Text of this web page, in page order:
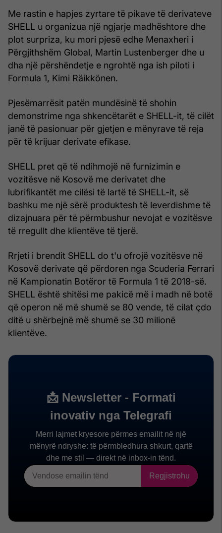
Me rastin e hapjes zyrtare të pikave të derivateve
SHELL u organizua një ngjarje madhështore dhe
plot surpriza, ku mori pjesë edhe Menaxheri i
Përgjithshëm Global, Martin Lustenberger dhe u
dha një përshëndetje e ngrohtë nga ish piloti i
Formula 1, Kimi Räikkönen.
Pjesëmarrësit patën mundësinë të shohin
demonstrime nga shkencëtarët e SHELL-it, të cilët
janë të pasionuar për gjetjen e mënyrave të reja
për të krijuar derivate efikase.
SHELL pret që të ndihmojë në furnizimin e
vozitësve në Kosovë me derivatet dhe
lubrifikantët me cilësi të lartë të SHELL-it, së
bashku me një sërë produktesh të leverdishme të
dizajnuara për të përmbushur nevojat e vozitësve
të rregullt dhe klientëve të tjerë.
Rrjeti i brendit SHELL do t'u ofrojë vozitësve në
Kosovë derivate që përdoren nga Scuderia Ferrari
në Kampionatin Botëror të Formula 1 të 2018-së.
SHELL është shitësi me pakicë më i madh në botë
që operon në më shumë se 80 vende, të cilat çdo
ditë u shërbejnë më shumë se 30 milionë
klientëve.